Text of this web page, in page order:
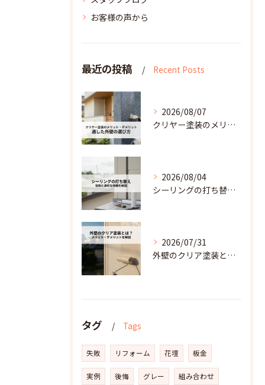
お客様の声から
最近の投稿 Recent Posts
2026/08/07
クリヤー塗装のメリットデメリットと適した外壁の選び方
2026/08/04
シーリングの打ち替えとは？雨水の浸入を防ぐ役割と適切な時期を解説
2026/07/31
外壁のクリア塗装とは？その機能とメリット・デメリットを解説
タグ Tags
失敗 リフォーム 花壇 板金
実例 後悔 グレー 組み合わせ